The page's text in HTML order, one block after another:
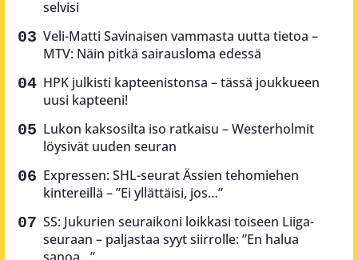
selvisi
Veli-Matti Savinaisen vammasta uutta tietoa –
MTV: Näin pitkä sairausloma edessä
HPK julkisti kapteenistonsa – tässä joukkueen
uusi kapteeni!
Lukon kaksosilta iso ratkaisu – Westerholmit
löysivät uuden seuran
Expressen: SHL-seurat Ässien tehomiehen
kintereillä – ”Ei yllättäisi, jos…”
SS: Jukurien seuraikoni loikkasi toiseen Liiga-
seuraan – paljastaa syyt siirrolle: ”En halua